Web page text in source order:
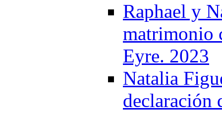
Raphael y
matrimonio
Eyre. 2023
Natalia
declaración